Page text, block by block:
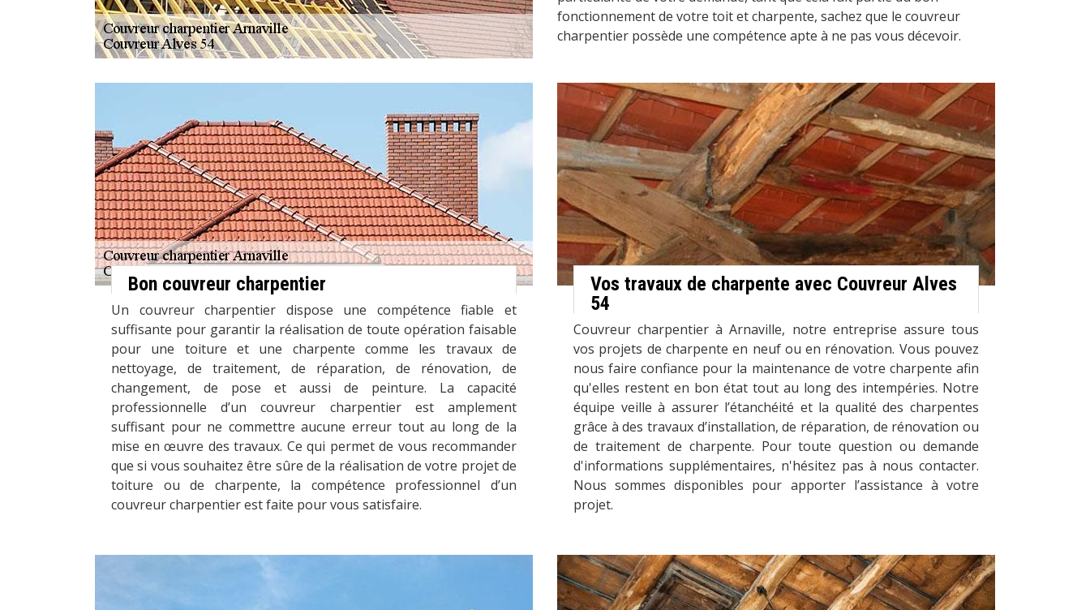
fonctionnement de votre toit et charpente, sachez que le couvreur
charpentier possède une compétence apte à ne pas vous décevoir.
Bon couvreur charpentier
Un couvreur charpentier dispose une compétence fiable et
suffisante pour garantir la réalisation de toute opération faisable
pour une toiture et une charpente comme les travaux de
nettoyage, de traitement, de réparation, de rénovation, de
changement, de pose et aussi de peinture. La capacité
professionnelle d’un couvreur charpentier est amplement
suffisant pour ne commettre aucune erreur tout au long de la
mise en œuvre des travaux. Ce qui permet de vous recommander
que si vous souhaitez être sûre de la réalisation de votre projet de
toiture ou de charpente, la compétence professionnel d’un
couvreur charpentier est faite pour vous satisfaire.
Vos travaux de charpente avec Couvreur Alves
54
Couvreur charpentier à Arnaville, notre entreprise assure tous
vos projets de charpente en neuf ou en rénovation. Vous pouvez
nous faire confiance pour la maintenance de votre charpente afin
qu'elles restent en bon état tout au long des intempéries. Notre
équipe veille à assurer l’étanchéité et la qualité des charpentes
grâce à des travaux d’installation, de réparation, de rénovation ou
de traitement de charpente. Pour toute question ou demande
d'informations supplémentaires, n'hésitez pas à nous contacter.
Nous sommes disponibles pour apporter l’assistance à votre
projet.